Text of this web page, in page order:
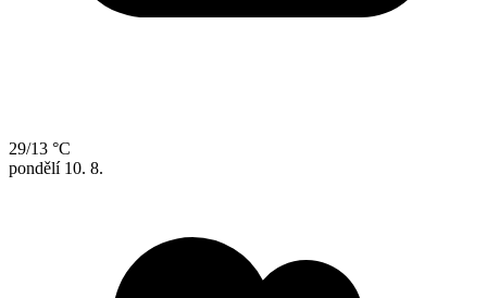
29/13 °C
pondělí 10. 8.